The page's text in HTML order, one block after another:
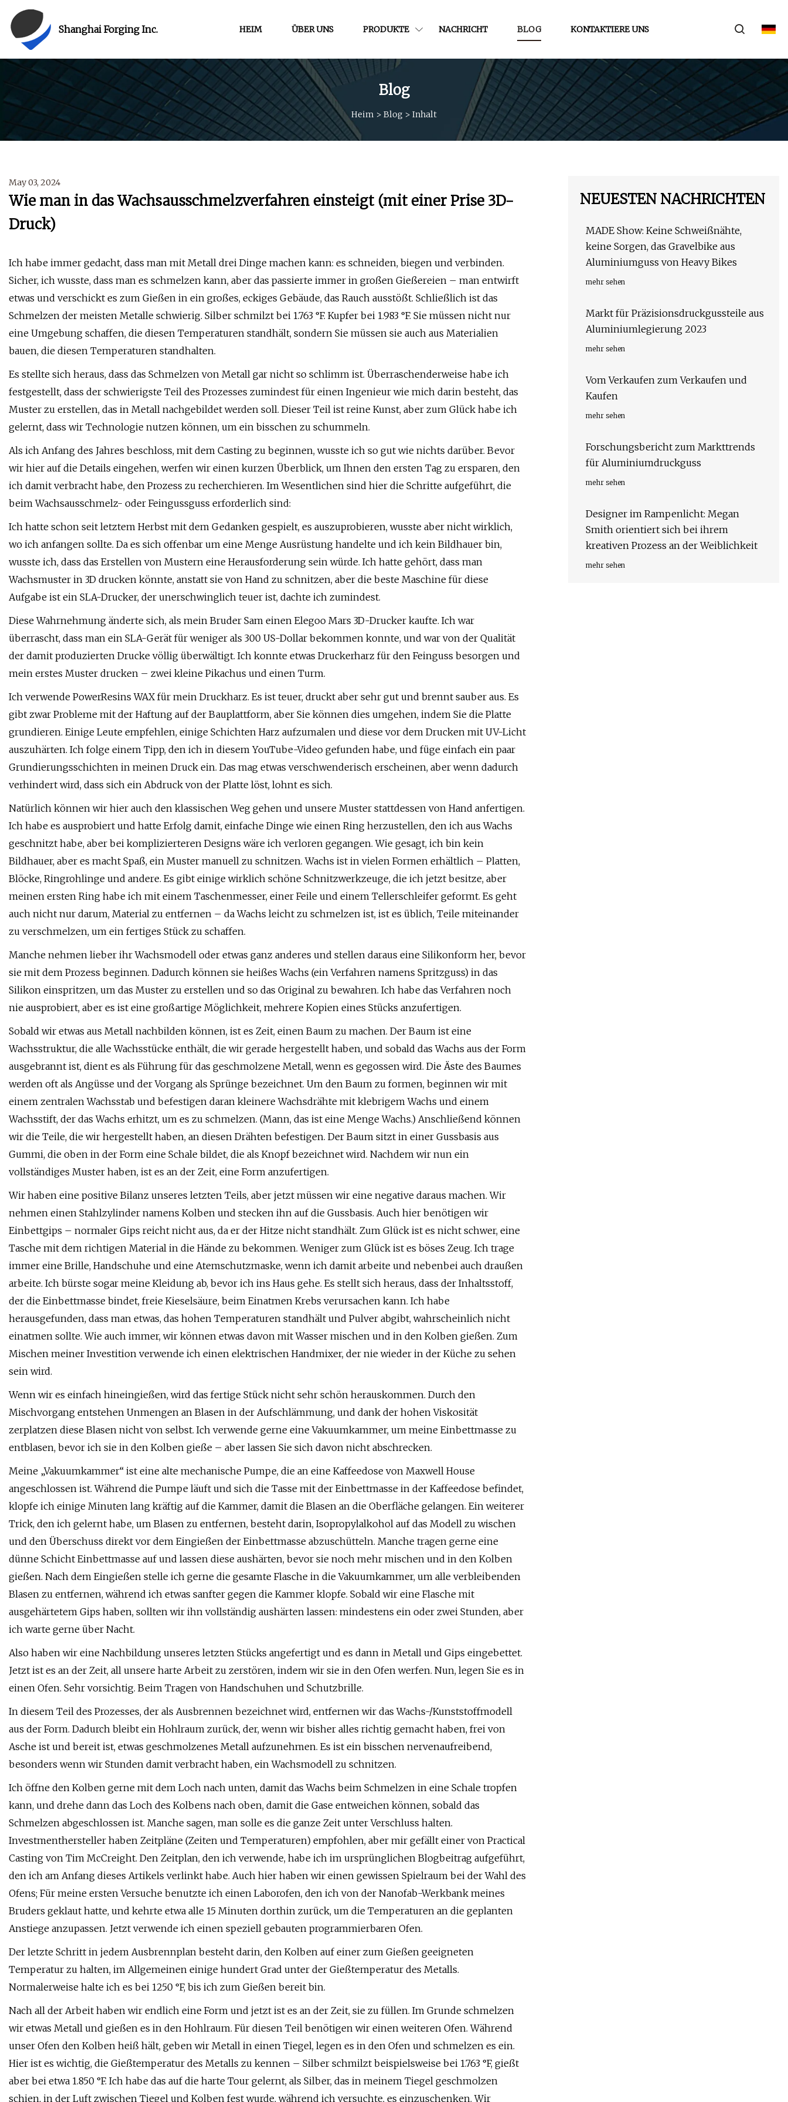
Shanghai Forging Inc. HEIM ÜBER UNS PRODUKTE NACHRICHT BLOG KONTAKTIERE UNS
Blog
Heim > Blog > Inhalt
May 03, 2024
Wie man in das Wachsausschmelzverfahren einsteigt (mit einer Prise 3D-
Druck)
Ich habe immer gedacht, dass man mit Metall drei Dinge machen kann: es schneiden, biegen und verbinden.
Sicher, ich wusste, dass man es schmelzen kann, aber das passierte immer in großen Gießereien – man entwirft
etwas und verschickt es zum Gießen in ein großes, eckiges Gebäude, das Rauch ausstößt. Schließlich ist das
Schmelzen der meisten Metalle schwierig. Silber schmilzt bei 1.763 °F. Kupfer bei 1.983 °F. Sie müssen nicht nur
eine Umgebung schaffen, die diesen Temperaturen standhält, sondern Sie müssen sie auch aus Materialien
bauen, die diesen Temperaturen standhalten.
Es stellte sich heraus, dass das Schmelzen von Metall gar nicht so schlimm ist. Überraschenderweise habe ich
festgestellt, dass der schwierigste Teil des Prozesses zumindest für einen Ingenieur wie mich darin besteht, das
Muster zu erstellen, das in Metall nachgebildet werden soll. Dieser Teil ist reine Kunst, aber zum Glück habe ich
gelernt, dass wir Technologie nutzen können, um ein bisschen zu schummeln.
Als ich Anfang des Jahres beschloss, mit dem Casting zu beginnen, wusste ich so gut wie nichts darüber. Bevor
wir hier auf die Details eingehen, werfen wir einen kurzen Überblick, um Ihnen den ersten Tag zu ersparen, den
ich damit verbracht habe, den Prozess zu recherchieren. Im Wesentlichen sind hier die Schritte aufgeführt, die
beim Wachsausschmelz- oder Feingussguss erforderlich sind:
Ich hatte schon seit letztem Herbst mit dem Gedanken gespielt, es auszuprobieren, wusste aber nicht wirklich,
wo ich anfangen sollte. Da es sich offenbar um eine Menge Ausrüstung handelte und ich kein Bildhauer bin,
wusste ich, dass das Erstellen von Mustern eine Herausforderung sein würde. Ich hatte gehört, dass man
Wachsmuster in 3D drucken könnte, anstatt sie von Hand zu schnitzen, aber die beste Maschine für diese
Aufgabe ist ein SLA-Drucker, der unerschwinglich teuer ist, dachte ich zumindest.
Diese Wahrnehmung änderte sich, als mein Bruder Sam einen Elegoo Mars 3D-Drucker kaufte. Ich war
überrascht, dass man ein SLA-Gerät für weniger als 300 US-Dollar bekommen konnte, und war von der Qualität
der damit produzierten Drucke völlig überwältigt. Ich konnte etwas Druckerharz für den Feinguss besorgen und
mein erstes Muster drucken – zwei kleine Pikachus und einen Turm.
Ich verwende PowerResins WAX für mein Druckharz. Es ist teuer, druckt aber sehr gut und brennt sauber aus. Es
gibt zwar Probleme mit der Haftung auf der Bauplattform, aber Sie können dies umgehen, indem Sie die Platte
grundieren. Einige Leute empfehlen, einige Schichten Harz aufzumalen und diese vor dem Drucken mit UV-Licht
auszuhärten. Ich folge einem Tipp, den ich in diesem YouTube-Video gefunden habe, und füge einfach ein paar
Grundierungsschichten in meinen Druck ein. Das mag etwas verschwenderisch erscheinen, aber wenn dadurch
verhindert wird, dass sich ein Abdruck von der Platte löst, lohnt es sich.
Natürlich können wir hier auch den klassischen Weg gehen und unsere Muster stattdessen von Hand anfertigen.
Ich habe es ausprobiert und hatte Erfolg damit, einfache Dinge wie einen Ring herzustellen, den ich aus Wachs
geschnitzt habe, aber bei komplizierteren Designs wäre ich verloren gegangen. Wie gesagt, ich bin kein
Bildhauer, aber es macht Spaß, ein Muster manuell zu schnitzen. Wachs ist in vielen Formen erhältlich – Platten,
Blöcke, Ringrohlinge und andere. Es gibt einige wirklich schöne Schnitzwerkzeuge, die ich jetzt besitze, aber
meinen ersten Ring habe ich mit einem Taschenmesser, einer Feile und einem Tellerschleifer geformt. Es geht
auch nicht nur darum, Material zu entfernen – da Wachs leicht zu schmelzen ist, ist es üblich, Teile miteinander
zu verschmelzen, um ein fertiges Stück zu schaffen.
Manche nehmen lieber ihr Wachsmodell oder etwas ganz anderes und stellen daraus eine Silikonform her, bevor
sie mit dem Prozess beginnen. Dadurch können sie heißes Wachs (ein Verfahren namens Spritzguss) in das
Silikon einspritzen, um das Muster zu erstellen und so das Original zu bewahren. Ich habe das Verfahren noch
nie ausprobiert, aber es ist eine großartige Möglichkeit, mehrere Kopien eines Stücks anzufertigen.
Sobald wir etwas aus Metall nachbilden können, ist es Zeit, einen Baum zu machen. Der Baum ist eine
Wachsstruktur, die alle Wachsstücke enthält, die wir gerade hergestellt haben, und sobald das Wachs aus der Form
ausgebrannt ist, dient es als Führung für das geschmolzene Metall, wenn es gegossen wird. Die Äste des Baumes
werden oft als Angüsse und der Vorgang als Sprünge bezeichnet. Um den Baum zu formen, beginnen wir mit
einem zentralen Wachsstab und befestigen daran kleinere Wachsdrähte mit klebrigem Wachs und einem
Wachsstift, der das Wachs erhitzt, um es zu schmelzen. (Mann, das ist eine Menge Wachs.) Anschließend können
wir die Teile, die wir hergestellt haben, an diesen Drähten befestigen. Der Baum sitzt in einer Gussbasis aus
Gummi, die oben in der Form eine Schale bildet, die als Knopf bezeichnet wird. Nachdem wir nun ein
vollständiges Muster haben, ist es an der Zeit, eine Form anzufertigen.
Wir haben eine positive Bilanz unseres letzten Teils, aber jetzt müssen wir eine negative daraus machen. Wir
nehmen einen Stahlzylinder namens Kolben und stecken ihn auf die Gussbasis. Auch hier benötigen wir
Einbettgips – normaler Gips reicht nicht aus, da er der Hitze nicht standhält. Zum Glück ist es nicht schwer, eine
Tasche mit dem richtigen Material in die Hände zu bekommen. Weniger zum Glück ist es böses Zeug. Ich trage
immer eine Brille, Handschuhe und eine Atemschutzmaske, wenn ich damit arbeite und nebenbei auch draußen
arbeite. Ich bürste sogar meine Kleidung ab, bevor ich ins Haus gehe. Es stellt sich heraus, dass der Inhaltsstoff,
der die Einbettmasse bindet, freie Kieselsäure, beim Einatmen Krebs verursachen kann. Ich habe
herausgefunden, dass man etwas, das hohen Temperaturen standhält und Pulver abgibt, wahrscheinlich nicht
einatmen sollte. Wie auch immer, wir können etwas davon mit Wasser mischen und in den Kolben gießen. Zum
Mischen meiner Investition verwende ich einen elektrischen Handmixer, der nie wieder in der Küche zu sehen
sein wird.
Wenn wir es einfach hineingießen, wird das fertige Stück nicht sehr schön herauskommen. Durch den
Mischvorgang entstehen Unmengen an Blasen in der Aufschlämmung, und dank der hohen Viskosität
zerplatzen diese Blasen nicht von selbst. Ich verwende gerne eine Vakuumkammer, um meine Einbettmasse zu
entblasen, bevor ich sie in den Kolben gieße – aber lassen Sie sich davon nicht abschrecken.
Meine „Vakuumkammer“ ist eine alte mechanische Pumpe, die an eine Kaffeedose von Maxwell House
angeschlossen ist. Während die Pumpe läuft und sich die Tasse mit der Einbettmasse in der Kaffeedose befindet,
klopfe ich einige Minuten lang kräftig auf die Kammer, damit die Blasen an die Oberfläche gelangen. Ein weiterer
Trick, den ich gelernt habe, um Blasen zu entfernen, besteht darin, Isopropylalkohol auf das Modell zu wischen
und den Überschuss direkt vor dem Eingießen der Einbettmasse abzuschütteln. Manche tragen gerne eine
dünne Schicht Einbettmasse auf und lassen diese aushärten, bevor sie noch mehr mischen und in den Kolben
gießen. Nach dem Eingießen stelle ich gerne die gesamte Flasche in die Vakuumkammer, um alle verbleibenden
Blasen zu entfernen, während ich etwas sanfter gegen die Kammer klopfe. Sobald wir eine Flasche mit
ausgehärtetem Gips haben, sollten wir ihn vollständig aushärten lassen: mindestens ein oder zwei Stunden, aber
ich warte gerne über Nacht.
Also haben wir eine Nachbildung unseres letzten Stücks angefertigt und es dann in Metall und Gips eingebettet.
Jetzt ist es an der Zeit, all unsere harte Arbeit zu zerstören, indem wir sie in den Ofen werfen. Nun, legen Sie es in
einen Ofen. Sehr vorsichtig. Beim Tragen von Handschuhen und Schutzbrille.
In diesem Teil des Prozesses, der als Ausbrennen bezeichnet wird, entfernen wir das Wachs-/Kunststoffmodell
aus der Form. Dadurch bleibt ein Hohlraum zurück, der, wenn wir bisher alles richtig gemacht haben, frei von
Asche ist und bereit ist, etwas geschmolzenes Metall aufzunehmen. Es ist ein bisschen nervenaufreibend,
besonders wenn wir Stunden damit verbracht haben, ein Wachsmodell zu schnitzen.
Ich öffne den Kolben gerne mit dem Loch nach unten, damit das Wachs beim Schmelzen in eine Schale tropfen
kann, und drehe dann das Loch des Kolbens nach oben, damit die Gase entweichen können, sobald das
Schmelzen abgeschlossen ist. Manche sagen, man solle es die ganze Zeit unter Verschluss halten.
Investmenthersteller haben Zeitpläne (Zeiten und Temperaturen) empfohlen, aber mir gefällt einer von Practical
Casting von Tim McCreight. Den Zeitplan, den ich verwende, habe ich im ursprünglichen Blogbeitrag aufgeführt,
den ich am Anfang dieses Artikels verlinkt habe. Auch hier haben wir einen gewissen Spielraum bei der Wahl des
Ofens; Für meine ersten Versuche benutzte ich einen Laborofen, den ich von der Nanofab-Werkbank meines
Bruders geklaut hatte, und kehrte etwa alle 15 Minuten dorthin zurück, um die Temperaturen an die geplanten
Anstiege anzupassen. Jetzt verwende ich einen speziell gebauten programmierbaren Ofen.
Der letzte Schritt in jedem Ausbrennplan besteht darin, den Kolben auf einer zum Gießen geeigneten
Temperatur zu halten, im Allgemeinen einige hundert Grad unter der Gießtemperatur des Metalls.
Normalerweise halte ich es bei 1250 °F, bis ich zum Gießen bereit bin.
Nach all der Arbeit haben wir endlich eine Form und jetzt ist es an der Zeit, sie zu füllen. Im Grunde schmelzen
wir etwas Metall und gießen es in den Hohlraum. Für diesen Teil benötigen wir einen weiteren Ofen. Während
unser Ofen den Kolben heiß hält, geben wir Metall in einen Tiegel, legen es in den Ofen und schmelzen es ein.
Hier ist es wichtig, die Gießtemperatur des Metalls zu kennen – Silber schmilzt beispielsweise bei 1.763 °F, gießt
aber bei etwa 1.850 °F. Ich habe das auf die harte Tour gelernt, als Silber, das in meinem Tiegel geschmolzen
schien, in der Luft zwischen Tiegel und Kolben fest wurde, während ich versuchte, es einzuschenken. Wir
NEUESTEN NACHRICHTEN
MADE Show: Keine Schweißnähte,
keine Sorgen, das Gravelbike aus
Aluminiumguss von Heavy Bikes
mehr sehen
Markt für Präzisionsdruckgussteile aus
Aluminiumlegierung 2023
mehr sehen
Vom Verkaufen zum Verkaufen und
Kaufen
mehr sehen
Forschungsbericht zum Markttrends
für Aluminiumdruckguss
mehr sehen
Designer im Rampenlicht: Megan
Smith orientiert sich bei ihrem
kreativen Prozess an der Weiblichkeit
mehr sehen